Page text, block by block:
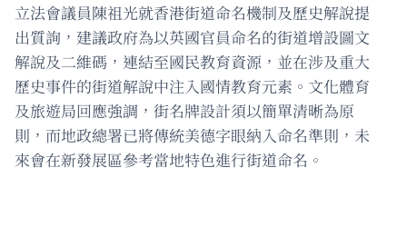
立法會議員陳祖光就香港街道命名機制及歷史解說提
出質詢，建議政府為以英國官員命名的街道增設圖文
解說及二維碼，連結至國民教育資源，並在涉及重大
歷史事件的街道解說中注入國情教育元素。文化體育
及旅遊局回應強調，街名牌設計須以簡單清晰為原
則，而地政總署已將傳統美德字眼納入命名準則，未
來會在新發展區參考當地特色進行街道命名。